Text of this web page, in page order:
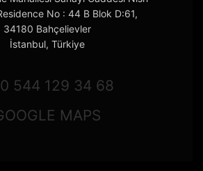
No : 44 B Blok D:61,
34180 Bahçelievler
İstanbul, Türkiye
544 129 34 68
MAPS